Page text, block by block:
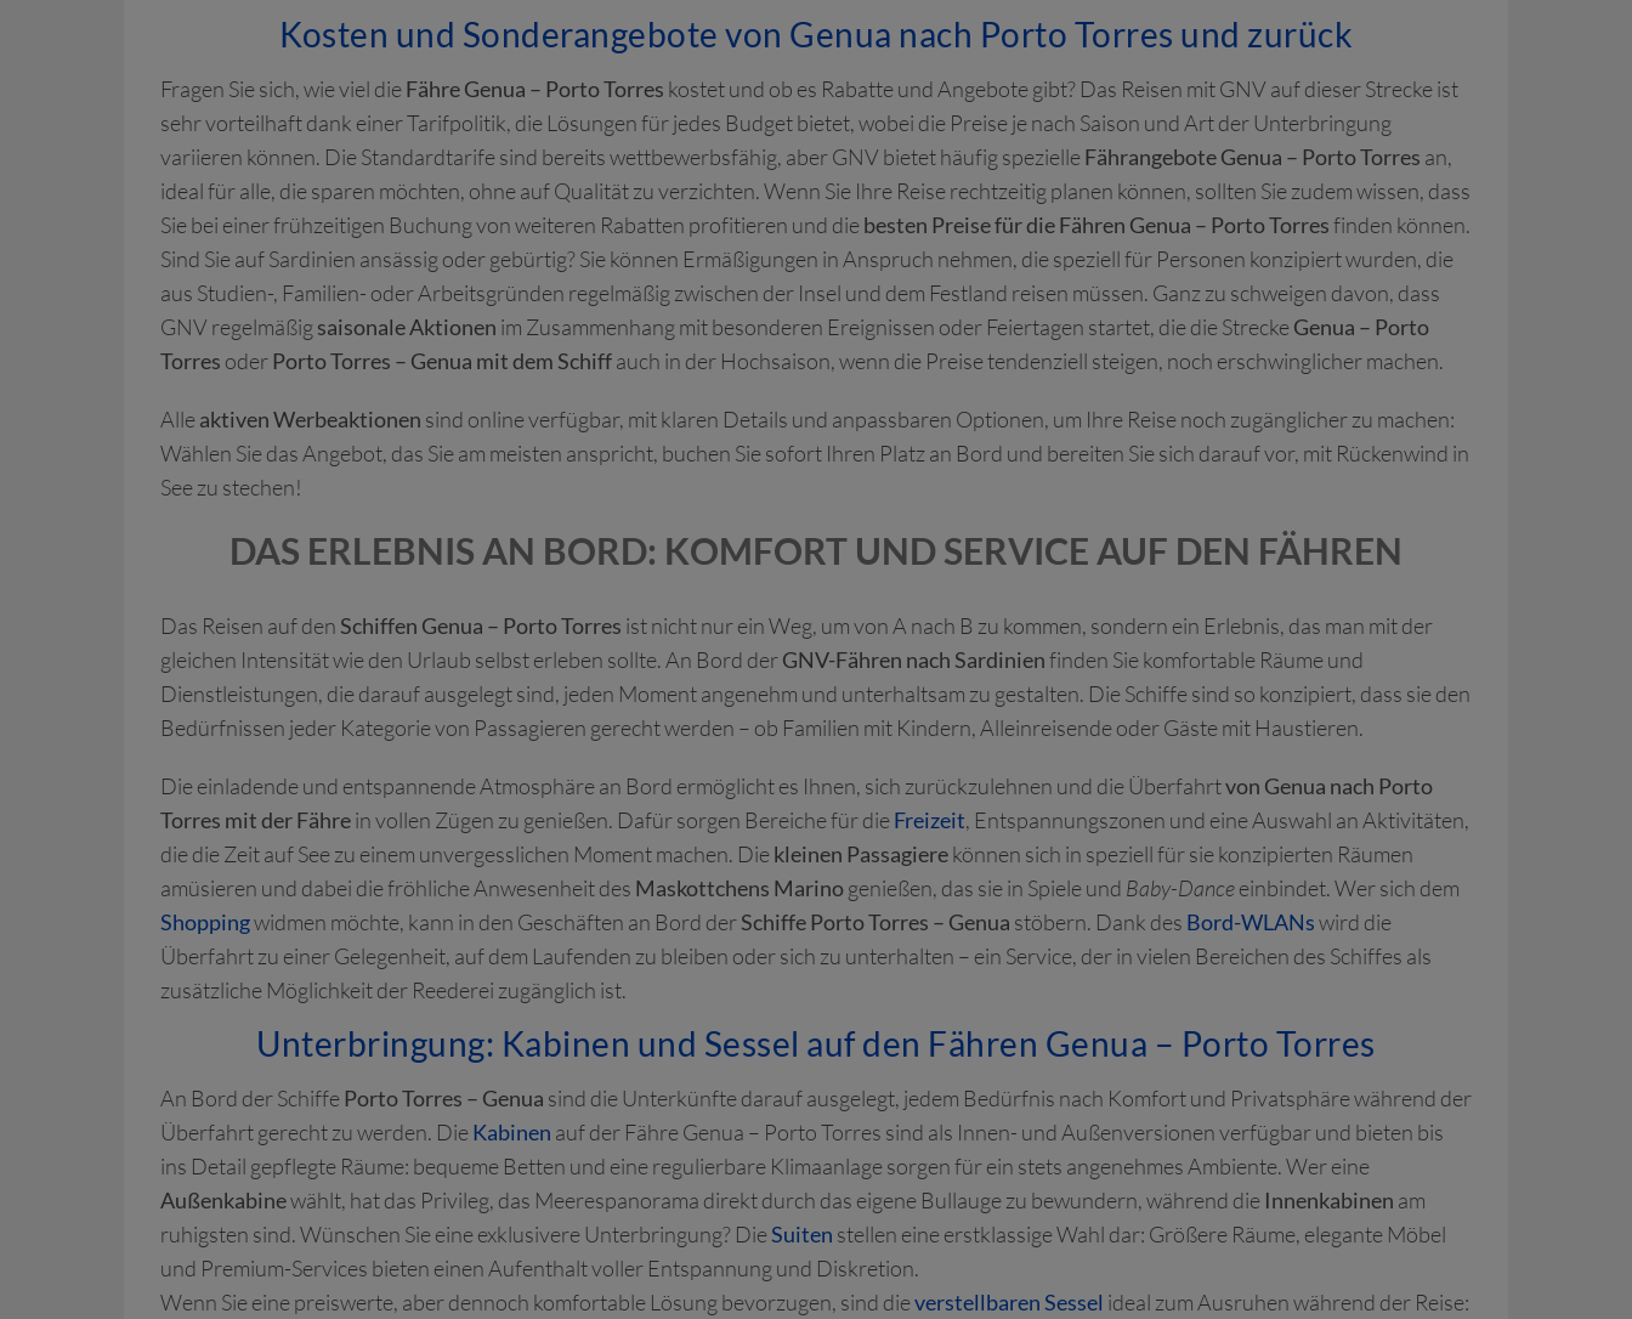
Kosten und Sonderangebote von Genua nach Porto Torres und zurück
Fragen Sie sich, wie viel dieFähre Genua – Porto Torres kostet und ob es Rabatte und Angebote gibt? Das Reisen mit GNV auf dieser Strecke ist
sehr vorteilhaft dank einer Tarifpolitik, die Lösungen für jedes Budget bietet, wobei die Preise je nach Saison und Art der Unterbringung
variieren können. Die Standardtarife sind bereits wettbewerbsfähig, aber GNV bietet häufig spezielleFährangebote Genua – Porto Torres an,
ideal für alle, die sparen möchten, ohne auf Qualität zu verzichten. Wenn Sie Ihre Reise rechtzeitig planen können, sollten Sie zudem wissen, dass
Sie bei einer frühzeitigen Buchung von weiteren Rabatten profitieren und diebesten Preise für die Fähren Genua – Porto Torresfinden können.
Sind Sie auf Sardinien ansässig oder gebürtig? Sie können Ermäßigungen in Anspruch nehmen, die speziell für Personen konzipiert wurden, die
aus Studien-, Familien- oder Arbeitsgründen regelmäßig zwischen der Insel und dem Festland reisen müssen. Ganz zu schweigen davon, dass
GNV regelmäßigsaisonale Aktionen im Zusammenhang mit besonderen Ereignissen oder Feiertagen startet, die die StreckeGenua – Porto
Torres oder Porto Torres – Genua mit dem Schiffauch in der Hochsaison, wenn die Preise tendenziell steigen, noch erschwinglicher machen.
Alleaktiven Werbeaktionen sind online verfügbar, mit klaren Details und anpassbaren Optionen, um Ihre Reise noch zugänglicher zu machen:
Wählen Sie das Angebot, das Sie am meisten anspricht, buchen Sie sofort Ihren Platz an Bord und bereiten Sie sich darauf vor, mit Rückenwind in
See zu stechen!
DAS ERLEBNIS AN BORD: KOMFORT UND SERVICE AUF DEN FÄHREN
Das Reisen auf denSchiffen Genua – Porto Torres ist nicht nur ein Weg, um von A nach B zu kommen, sondern ein Erlebnis, das man mit der
gleichen Intensität wie den Urlaub selbst erleben sollte. An Bord derGNV-Fähren nach Sardinienfinden Sie komfortable Räume und
Dienstleistungen, die darauf ausgelegt sind, jeden Moment angenehm und unterhaltsam zu gestalten. Die Schiffe sind so konzipiert, dass sie den
Bedürfnissen jeder Kategorie von Passagieren gerecht werden – ob Familien mit Kindern, Alleinreisende oder Gäste mit Haustieren.
Die einladende und entspannende Atmosphäre an Bord ermöglicht es Ihnen, sich zurückzulehnen und die Überfahrtvon Genua nach Porto
Torres mit der Fährein vollen Zügen zu genießen. Dafür sorgen Bereiche für dieFreizeit, Entspannungszonen und eine Auswahl an Aktivitäten,
die die Zeit auf See zu einem unvergesslichen Moment machen. Diekleinen Passagierekönnen sich in speziell für sie konzipierten Räumen
amüsieren und dabei die fröhliche Anwesenheit des Maskottchens Marinogenießen, das sie in Spiele und Baby-Danceeinbindet. Wer sich dem
Shoppingwidmen möchte, kann in den Geschäften an Bord derSchiffe Porto Torres – Genua stöbern. Dank des Bord-WLANswird die
Überfahrt zu einer Gelegenheit, auf dem Laufenden zu bleiben oder sich zu unterhalten – ein Service, der in vielen Bereichen des Schiffes als
zusätzliche Möglichkeit der Reederei zugänglich ist.
Unterbringung: Kabinen und Sessel auf den Fähren Genua – Porto Torres
An Bord der Schiffe Porto Torres – Genua sind die Unterkünfte darauf ausgelegt, jedem Bedürfnis nach Komfort und Privatsphäre während der
Überfahrt gerecht zu werden. DieKabinen auf der Fähre Genua – Porto Torres sind als Innen- und Außenversionen verfügbar und bieten bis
ins Detail gepflegte Räume: bequeme Betten und eine regulierbare Klimaanlage sorgen für ein stets angenehmes Ambiente. Wer eine
Außenkabinewählt, hat das Privileg, das Meerespanorama direkt durch das eigene Bullauge zu bewundern, während die Innenkabinen am
ruhigsten sind. Wünschen Sie eine exklusivere Unterbringung? DieSuiten stellen eine erstklassige Wahl dar: Größere Räume, elegante Möbel
und Premium-Services bieten einen Aufenthalt voller Entspannung und Diskretion.
Wenn Sie eine preiswerte, aber dennoch komfortable Lösung bevorzugen, sind dieverstellbaren Sessel ideal zum Ausruhen während der Reise: